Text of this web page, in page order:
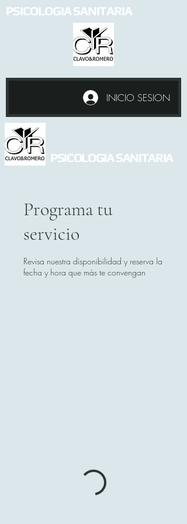
PSICOLOGIA SANITARIA
INICIO SESION
PSICOLOGIA SANITARIA
Programa tu
servicio
Revisa nuestra disponibilidad y reserva la
fecha y hora que más te convengan